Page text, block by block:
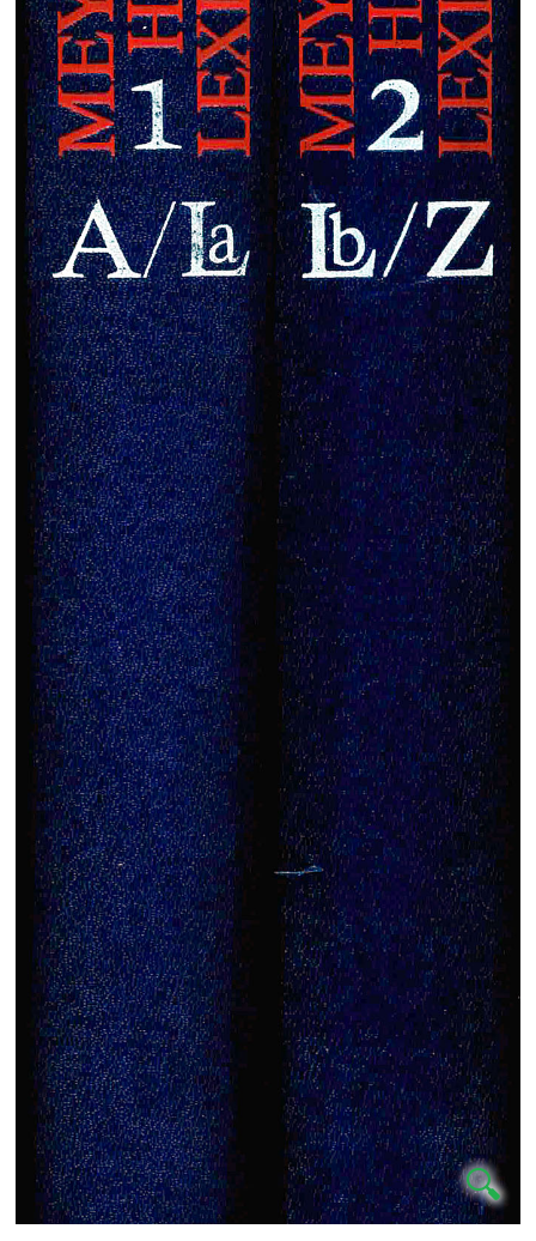
🔍